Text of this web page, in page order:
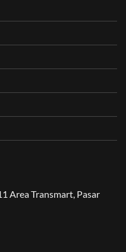
Area Transmart, Pasar